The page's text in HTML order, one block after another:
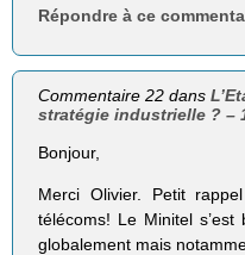
Répondre à ce
Commentaire 22 dans
stratégie industrielle ? –
Bonjour,
Merci Olivier. Petit
télécoms! Le Minitel
globalement mais